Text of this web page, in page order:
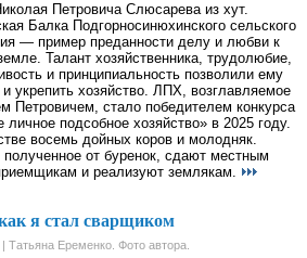
Петровича Слюсарева из хут.
Балка Подгорносинюхинского сельского
— пример преданности делу и любви к
Талант хозяйственника, трудолюбие,
и принципиальность позволили ему
и укрепить хозяйство. ЛПХ, возглавляемое
Петровичем, стало победителем конкурса
личное подсобное хозяйство» в 2025 году.
восемь дойных коров и молодняк.
от буренок, сдают местным
и реализуют землякам.
я стал сварщиком
Татьяна Еременко. Фото автора.